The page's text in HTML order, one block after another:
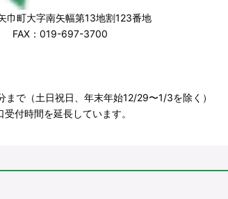
町大字南矢幅第13地割123番地
FAX：019-697-3700
で（土日祝日、年末年始12/29〜1/3を除く）
付時間を延長しています。